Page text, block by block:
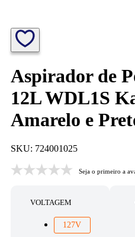
Aspirador de
12L WDL1S
Amarelo e
SKU: 724001025
Seja o primeiro a
VOLTAGEM
127V